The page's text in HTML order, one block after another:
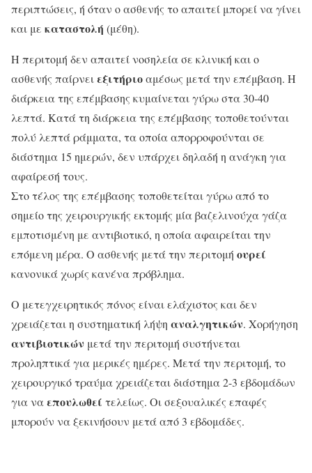
περιπτώσεις, ή όταν ο ασθενής το απαιτεί μπορεί να γίνει
και με καταστολή (μέθη).
Η περιτομή δεν απαιτεί νοσηλεία σε κλινική και ο
ασθενής παίρνειεξιτήριοαμέσως μετά την επέμβαση. Η
διάρκεια της επέμβασης κυμαίνεται γύρω στα 30-40
λεπτά. Κατά τη διάρκεια της επέμβασης τοποθετούνται
πολύ λεπτά ράμματα, τα οποία απορροφούνται σε
διάστημα 15 ημερών, δεν υπάρχει δηλαδή η ανάγκη για
αφαίρεσή τους.
Στο τέλος της επέμβασης τοποθετείται γύρω από το
σημείο της χειρουργικής εκτομής μία βαζελινούχα γάζα
εμποτισμένη με αντιβιοτικό, η οποία αφαιρείται την
επόμενη μέρα. Ο ασθενής μετά την περιτομή ουρεί
κανονικά χωρίς κανένα πρόβλημα.
Ο μετεγχειρητικός πόνος είναι ελάχιστος και δεν
χρειάζεται η συστηματική λήψη αναλγητικών. Χορήγηση
αντιβιοτικών μετά την περιτομή συστήνεται
προληπτικά για μερικές ημέρες. Μετά την περιτομή, το
χειρουργικό τραύμα χρειάζεται διάστημα 2-3 εβδομάδων
για ναεπουλωθεί τελείως. Οι σεξουαλικές επαφές
μπορούν να ξεκινήσουν μετά από 3 εβδομάδες.